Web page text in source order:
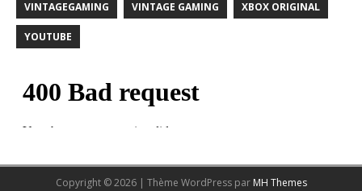
VINTAGEGAMING VINTAGE GAMING XBOX ORIGINAL
YOUTUBE
Copyright © 2026 | Thème WordPress par MH Themes